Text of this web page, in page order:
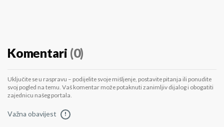
Komentari (0)
Uključite se u raspravu – podijelite svoje mišljenje, postavite pitanja ili ponudite
svoj pogled na temu. Vaš komentar može potaknuti zanimljiv dijalog i obogatiti
zajednicu našeg portala.
Važna obavijest !